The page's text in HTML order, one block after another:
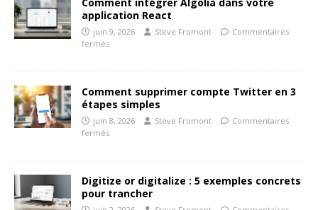
application React
juin 9, 2026 Steve Fromont
Commentaires
fermés
Comment supprimer compte Twitter en 3
étapes simples
juin 8, 2026 Steve Fromont
Commentaires
fermés
Digitize or digitalize : 5 exemples concrets
pour trancher